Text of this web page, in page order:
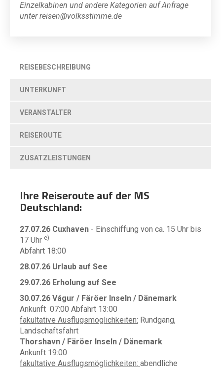
Einzelkabinen und andere Kategorien auf Anfrage
unter reisen@volksstimme.de
REISEBESCHREIBUNG
UNTERKUNFT
VERANSTALTER
REISEROUTE
ZUSATZLEISTUNGEN
Ihre Reiseroute auf der MS
Deutschland:
27.07.26 Cuxhaven - Einschiffung von ca. 15 Uhr bis
17 Uhr e)
Abfahrt 18:00
28.07.26 Urlaub auf See
29.07.26 Erholung auf See
30.07.26 Vágur / Färöer Inseln / Dänemark
Ankunft 07:00 Abfahrt 13:00
fakultative Ausflugsmöglichkeiten: Rundgang,
Landschaftsfahrt
Thorshavn / Färöer Inseln / Dänemark
Ankunft 19:00
fakultative Ausflugsmöglichkeiten: abendliche